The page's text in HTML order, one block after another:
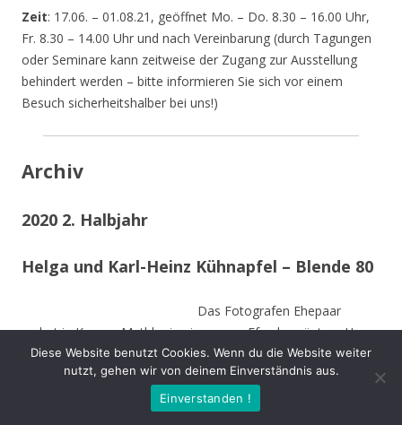
Zeit: 17.06. – 01.08.21, geöffnet Mo. – Do. 8.30 – 16.00 Uhr,
Fr. 8.30 – 14.00 Uhr und nach Vereinbarung (durch Tagungen
oder Seminare kann zeitweise der Zugang zur Ausstellung
behindert werden – bitte informieren Sie sich vor einem
Besuch sicherheitshalber bei uns!)
Archiv
2020 2. Halbjahr
Helga und Karl-Heinz Kühnapfel – Blende 80
Das Fotografen Ehepaar
wohnt in Kamen-Methler in einem von Efeu begrüntem Haus
umgeben von einem naturnahen Garten mit Teich, kleinen
naturnahen Wiesen, Obstbäumen und weiteren hohen
Bäumen. Die Stämme der von Stürmen gefällten Bäume sind
Diese Website benutzt Cookies. Wenn du die Website weiter
nutzt, gehen wir von deinem Einverständnis aus.
Einverstanden !